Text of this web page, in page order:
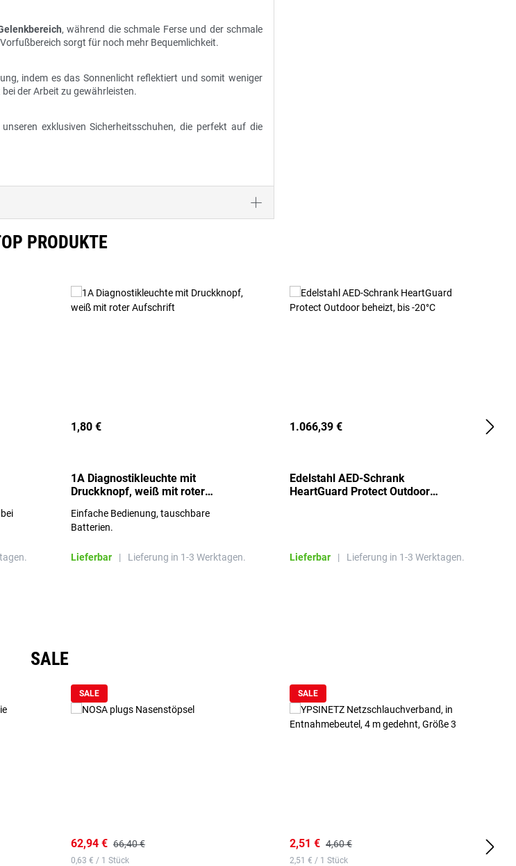
, während die schmale Ferse und der schmale
sorgt für noch mehr Bequemlichkeit.
indem es das Sonnenlicht reflektiert und somit weniger
der Arbeit zu gewährleisten.
exklusiven Sicherheitsschuhen, die perfekt auf die
PRODUKTE
1,80 €
1A Diagnostikleuchte mit
Druckknopf, weiß mit roter
Einfache Bedienung, tauschbare
Batterien.
Lieferbar | Lieferung in 1-3 Werktagen.
1.066,39 €
Edelstahl AED-Schrank
HeartGuard Protect Outdoor
Lieferbar | Lieferung in 1-3 Werktagen.
SALE
SALE
62,94 € 66,40 €
0,63 € / 1 Stück
SALE
2,51 € 4,60 €
2,51 € / 1 Stück